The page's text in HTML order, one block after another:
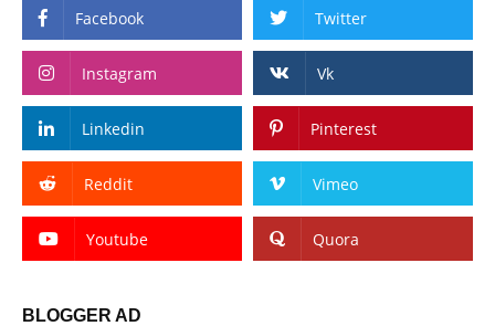
Facebook Twitter
Instagram Vk
Linkedin Pinterest
Reddit Vimeo
Youtube Quora
BLOGGER AD